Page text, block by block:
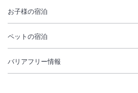
お子様の宿泊
ペットの宿泊
バリアフリー情報